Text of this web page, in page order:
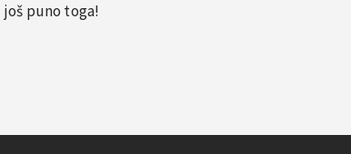
još puno toga!